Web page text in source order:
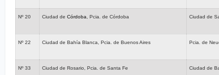
Nº 20 Ciudad deCórdoba, Pcia. de Córdoba Ciudad de
Nº 22 Ciudad de Bahía Blanca, Pcia. de Buenos Aires Pcia. de
Nº 33 Ciudad de Rosario, Pcia. de Santa Fe Ciudad de